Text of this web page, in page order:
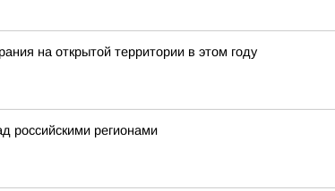
на открытой территории в этом году
российскими регионами